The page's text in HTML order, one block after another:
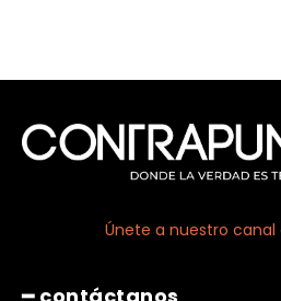
Únete a nuestro canal